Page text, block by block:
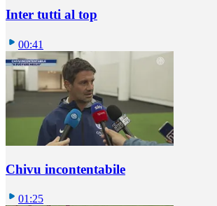
Inter tutti al top
00:41
Chivu incontentabile
01:25